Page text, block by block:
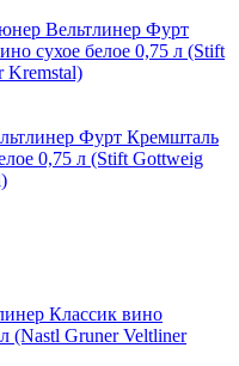
Фурт Кремшталь
0,75 л (Stift Gottweig